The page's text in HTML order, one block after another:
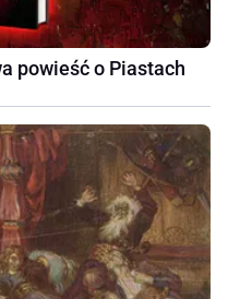
powieść o Piastach